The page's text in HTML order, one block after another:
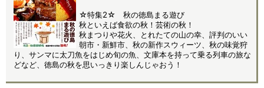
☆特集2☆ 秋の徳島まる遊び
秋といえば食欲の秋！芸術の秋！
秋まつりや花火、とれたての山の幸、評判のいい
朝市・新鮮市、秋の新作スウィーツ、秋の味覚狩
り、サンマに太刀魚をはじめ旬の魚、文庫本を持って乗る列車の旅な
どなど、徳島の秋を思いっきり楽しんじゃおう！